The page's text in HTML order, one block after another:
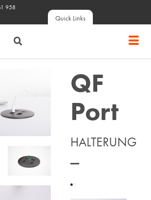
958
Quick Links
QF
Port
HALTERUNG